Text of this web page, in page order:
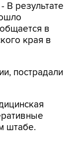
В результате
в
края в
пострадали
штабе.